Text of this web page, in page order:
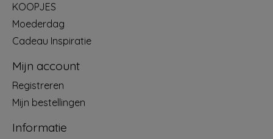
KOOPJES
Moederdag
Cadeau Inspiratie
Mijn account
Registreren
Mijn bestellingen
Informatie